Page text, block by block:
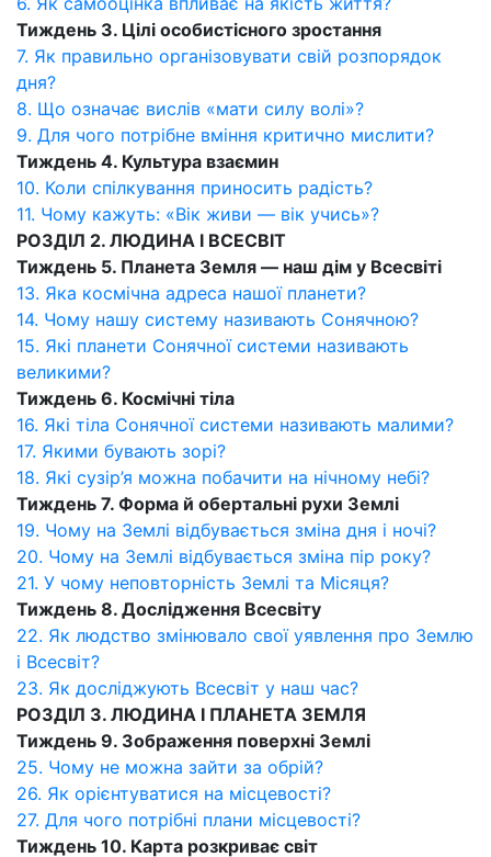
Тиждень 3. Цілі особистісного зростання
7. Як правильно організовувати свій розпорядок
дня?
8. Що означає вислів «мати силу волі»?
9. Для чого потрібне вміння критично мислити?
Тиждень 4. Культура взаємин
10. Коли спілкування приносить радість?
11. Чому кажуть: «Вік живи — вік учись»?
РОЗДІЛ 2. ЛЮДИНА І ВСЕСВІТ
Тиждень 5. Планета Земля — наш дім у Всесвіті
13. Яка космічна адреса нашої планети?
14. Чому нашу систему називають Сонячною?
15. Які планети Сонячної системи називають
великими?
Тиждень 6. Космічні тіла
16. Які тіла Сонячної системи називають малими?
17. Якими бувають зорі?
18. Які сузір’я можна побачити на нічному небі?
Тиждень 7. Форма й обертальні рухи Землі
19. Чому на Землі відбувається зміна дня і ночі?
20. Чому на Землі відбувається зміна пір року?
21. У чому неповторність Землі та Місяця?
Тиждень 8. Дослідження Всесвіту
22. Як людство змінювало свої уявлення про Землю
і Всесвіт?
23. Як досліджують Всесвіт у наш час?
РОЗДІЛ 3. ЛЮДИНА І ПЛАНЕТА ЗЕМЛЯ
Тиждень 9. Зображення поверхні Землі
25. Чому не можна зайти за обрій?
26. Як орієнтуватися на місцевості?
27. Для чого потрібні плани місцевості?
Тиждень 10. Карта розкриває світ